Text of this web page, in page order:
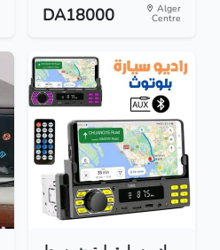
DA18000 Alger
Centre